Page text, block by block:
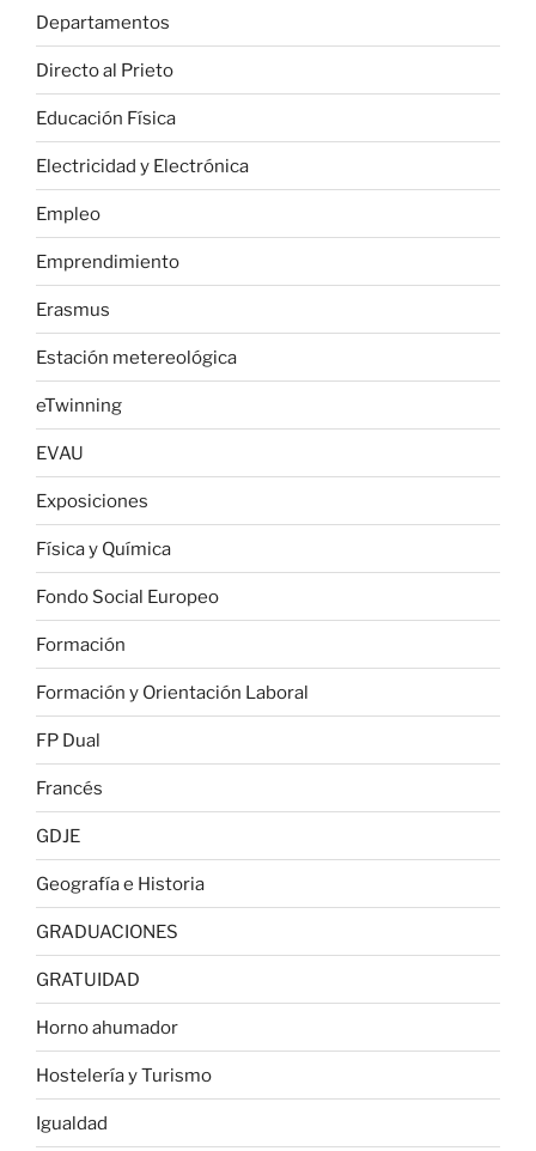
Departamentos
Directo al Prieto
Educación Física
Electricidad y Electrónica
Empleo
Emprendimiento
Erasmus
Estación metereológica
eTwinning
EVAU
Exposiciones
Física y Química
Fondo Social Europeo
Formación
Formación y Orientación Laboral
FP Dual
Francés
GDJE
Geografía e Historia
GRADUACIONES
GRATUIDAD
Horno ahumador
Hostelería y Turismo
Igualdad